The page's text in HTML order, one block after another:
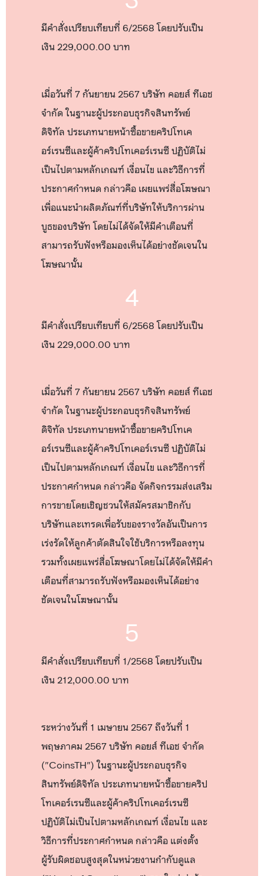
มีคำสั่งเปรียบเทียบที่ 6/2568 โดยปรับเป็น
เงิน 229,000.00 บาท
เมื่อวันที่ 7 กันยายน 2567 บริษัท คอยส์ ทีเอช
จำกัด ในฐานะผู้ประกอบธุรกิจสินทรัพย์
ดิจิทัล ประเภทนายหน้าซื้อขายคริปโทเค
อร์เรนซีและผู้ค้าคริปโทเคอร์เรนซี ปฏิบัติไม่
เป็นไปตามหลักเกณฑ์ เงื่อนไข และวิธีการที่
ประกาศกำหนด กล่าวคือ เผยแพร่สื่อโฆษณา
เพื่อแนะนำผลิตภัณฑ์ที่บริษัทให้บริการผ่าน
บูธของบริษัท โดยไม่ได้จัดให้มีคำเตือนที่
สามารถรับฟังหรือมองเห็นได้อย่างชัดเจนใน
โฆษณานั้น
4
มีคำสั่งเปรียบเทียบที่ 6/2568 โดยปรับเป็น
เงิน 229,000.00 บาท
เมื่อวันที่ 7 กันยายน 2567 บริษัท คอยส์ ทีเอช
จำกัด ในฐานะผู้ประกอบธุรกิจสินทรัพย์
ดิจิทัล ประเภทนายหน้าซื้อขายคริปโทเค
อร์เรนซีและผู้ค้าคริปโทเคอร์เรนซี ปฏิบัติไม่
เป็นไปตามหลักเกณฑ์ เงื่อนไข และวิธีการที่
ประกาศกำหนด กล่าวคือ จัดกิจกรรมส่งเสริม
การขายโดยเชิญชวนให้สมัครสมาชิกกับ
บริษัทและเทรดเพื่อรับของรางวัลอันเป็นการ
เร่งรัดให้ลูกค้าตัดสินใจใช้บริการหรือลงทุน
รวมทั้งเผยแพร่สื่อโฆษณาโดยไม่ได้จัดให้มีคำ
เตือนที่สามารถรับฟังหรือมองเห็นได้อย่าง
ชัดเจนในโฆษณานั้น
5
มีคำสั่งเปรียบเทียบที่ 1/2568 โดยปรับเป็น
เงิน 212,000.00 บาท
ระหว่างวันที่ 1 เมษายน 2567 ถึงวันที่ 1
พฤษภาคม 2567 บริษัท คอยส์ ทีเอช จำกัด
("CoinsTH") ในฐานะผู้ประกอบธุรกิจ
สินทรัพย์ดิจิทัล ประเภทนายหน้าซื้อขายคริป
โทเคอร์เรนซีและผู้ค้าคริปโทเคอร์เรนซี
ปฏิบัติไม่เป็นไปตามหลักเกณฑ์ เงื่อนไข และ
วิธีการที่ประกาศกำหนด กล่าวคือ แต่งตั้ง
ผู้รับผิดชอบสูงสุดในหน่วยงานกำกับดูแล